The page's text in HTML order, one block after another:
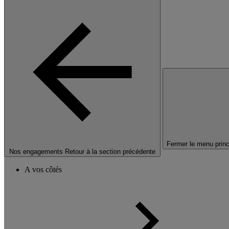
Nos engagements Retour à la section précédente
Fermer le menu
A vos côtés